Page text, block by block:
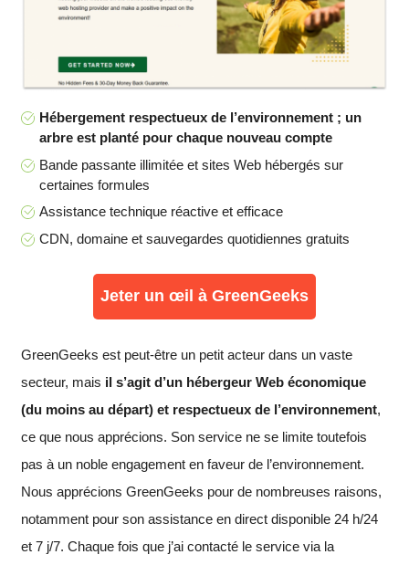
Hébergement respectueux de l’environnement ; un
arbre est planté pour chaque nouveau compte
Bande passante illimitée et sites Web hébergés sur
certaines formules
Assistance technique réactive et efficace
CDN, domaine et sauvegardes quotidiennes gratuits
Jeter un œil à GreenGeeks
GreenGeeks est peut-être un petit acteur dans un vaste
secteur, mais il s’agit d’un hébergeur Web économique
(du moins au départ) et respectueux de l’environnement,
ce que nous apprécions. Son service ne se limite toutefois
pas à un noble engagement en faveur de l’environnement.
Nous apprécions GreenGeeks pour de nombreuses raisons,
notamment pour son assistance en direct disponible 24 h/24
et 7 j/7. Chaque fois que j’ai contacté le service via la